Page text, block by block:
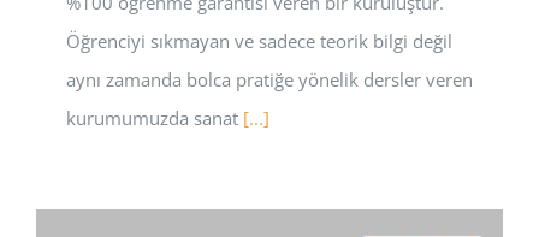
Öğrenciyi sıkmayan ve sadece teorik bilgi değil
aynı zamanda bolca pratiğe yönelik dersler veren
kurumumuzda sanat [...]